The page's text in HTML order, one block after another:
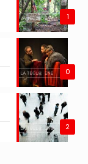
1
0
2